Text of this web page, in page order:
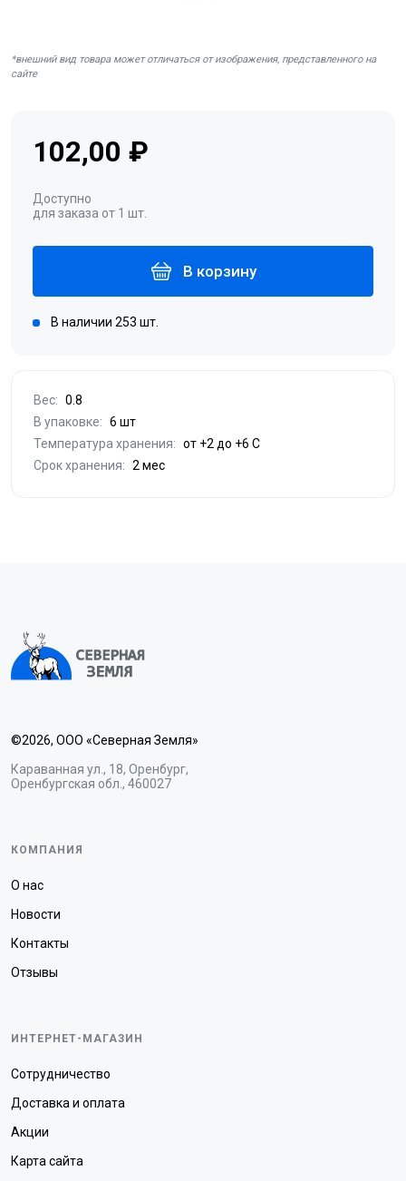
*внешний вид товара может отличаться от изображения, представленного на
сайте
102,00 ₽
Доступно
для заказа от 1 шт.
В корзину
В наличии 253 шт.
Вес: 0.8
В упаковке: 6 шт
Температура хранения: от +2 до +6 С
Срок хранения: 2 мес
©2026, ООО «Северная Земля»
Караванная ул., 18, Оренбург,
Оренбургская обл., 460027
КОМПАНИЯ
О нас
Новости
Контакты
Отзывы
ИНТЕРНЕТ-МАГАЗИН
Сотрудничество
Доставка и оплата
Акции
Карта сайта